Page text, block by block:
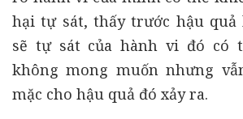
hại tự sát, thấy trước hậu
sẽ tự sát của hành vi đó có
không mong muốn nhưng
mặc cho hậu quả đó xảy ra.